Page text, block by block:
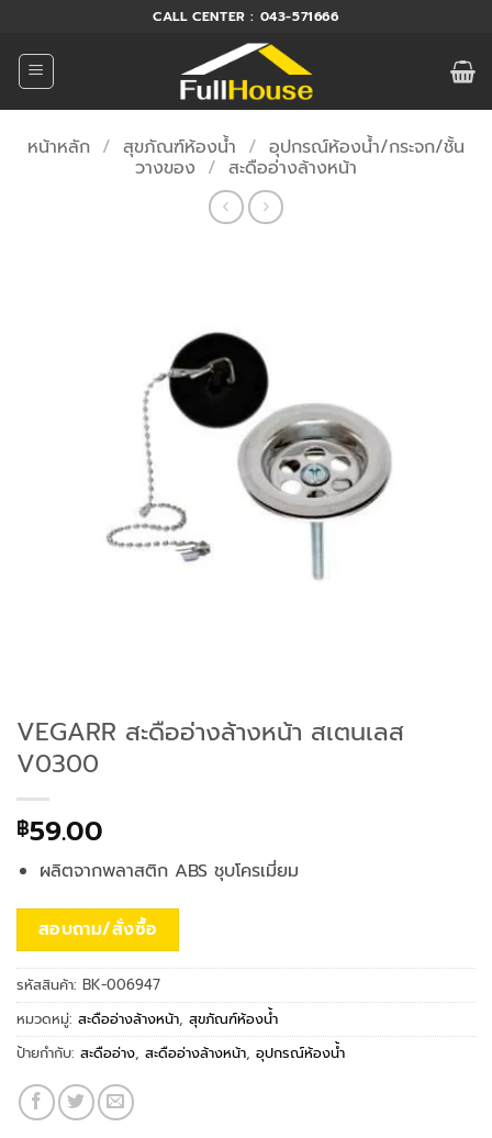
ยัง
เนื้อหา
CALL CENTER : 043-571666
หน้าหลัก / สุขภัณฑ์ห้องน้ำ / อุปกรณ์ห้องน้ำ/กระจก/ชั้น
วางของ / สะดืออ่างล้างหน้า
VEGARR สะดืออ่างล้างหน้า สเตนเลส
V0300
฿59.00
ผลิตจากพลาสติก ABS ชุบโครเมี่ยม
สอบถาม/สั่งซื้อ
รหัสสินค้า: BK-006947
หมวดหมู่: สะดืออ่างล้างหน้า, สุขภัณฑ์ห้องน้ำ
ป้ายกำกับ: สะดืออ่าง, สะดืออ่างล้างหน้า, อุปกรณ์ห้องน้ำ